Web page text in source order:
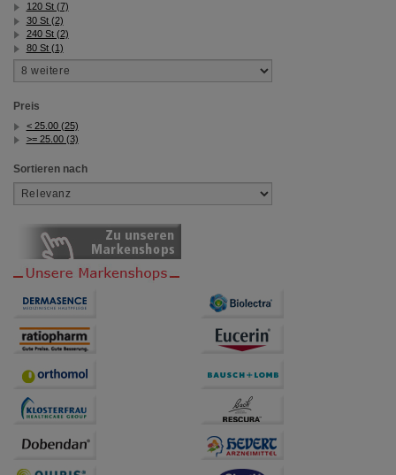
120 St (7)
30 St (2)
240 St (2)
80 St (1)
Preis
< 25.00 (25)
>= 25.00 (3)
Sortieren nach